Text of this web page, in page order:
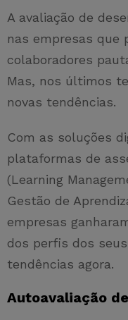
A avaliação de
nas empresas que
colaboradores
Mas, nos últimos
novas tendências.
Com as soluções
plataformas de
(Learning
Gestão de
empresas
dos perfis dos
tendências agora.
Autoavaliação